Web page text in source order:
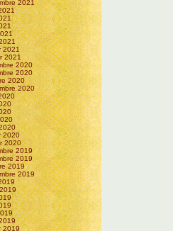
2021
2021
2021
2020
2020
2020
2020
2020
2020
2019
2019
2019
2019
2019